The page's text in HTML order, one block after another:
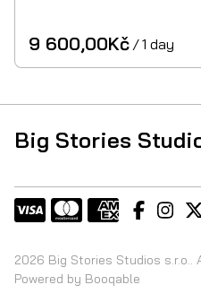
/
Big Stories
2026 Big Stories Studios s.r.o..
Powered by Booqable